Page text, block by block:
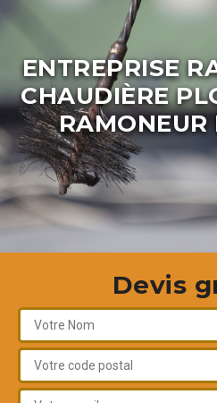
ENTREPRISE
CHAUDIÈRE
RAMONEUR
Devis